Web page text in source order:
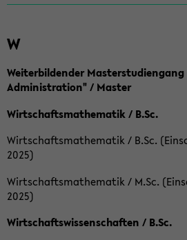
W
Weiterbildender
Administration" / Master
Wirtschaftsmathematik / B.Sc.
Wirtschaftsmathematik / B.Sc.
2025)
Wirtschaftsmathematik / M.Sc.
2025)
Wirtschaftswissenschaften / B.Sc.